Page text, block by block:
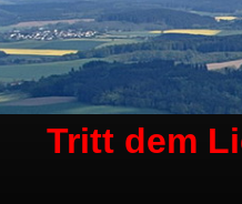
Tritt dem